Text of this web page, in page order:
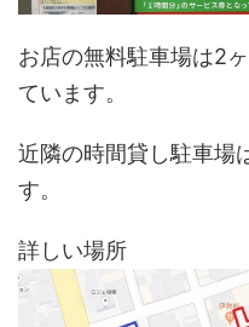
お店の無料駐車場は2
ています。
近隣の時間貸し駐車場
す。
詳しい場所